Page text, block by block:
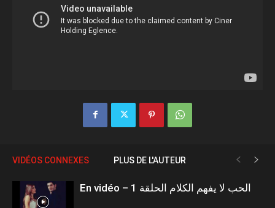
VIDÉOS CONNEXES PLUS DE L'AUTEUR
En vidéo – الحب لا يفهم الكلام الحلقة 1